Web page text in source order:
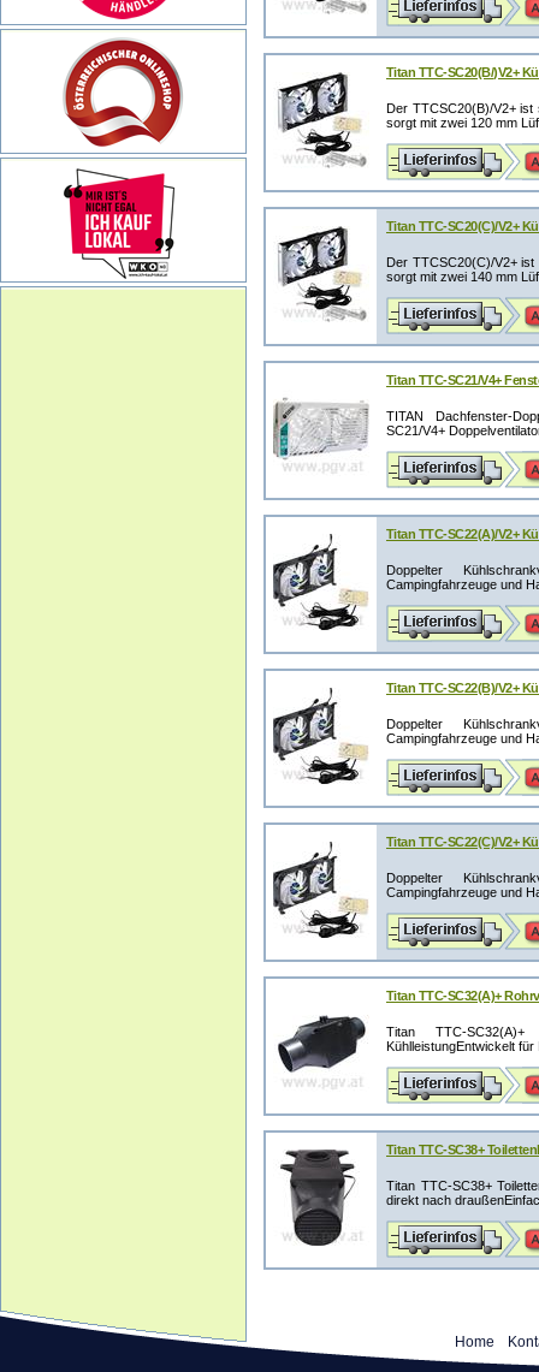
Titan TTC-SC20(B/)V2+
Der TTCSC20(B)/V2+ ist
sorgt mit zwei 120 mm
Titan TTC-SC20(C)/V2+
Der TTCSC20(C)/V2+
sorgt mit zwei 140 mm
Titan TTC-SC21/V4+
TITAN Dachfenster-
SC21/V4+
Titan TTC-SC22(A)/V2+
Doppelter
Campingfahrzeuge und
Titan TTC-SC22(B)/V2+
Doppelter
Campingfahrzeuge und
Titan TTC-SC22(C)/V2+
Doppelter
Campingfahrzeuge und
Titan TTC-SC32(A)+
Titan TTC-
KühlleistungEntwickelt
Titan TTC-SC38+
Titan TTC-SC38+
direkt nach
Home